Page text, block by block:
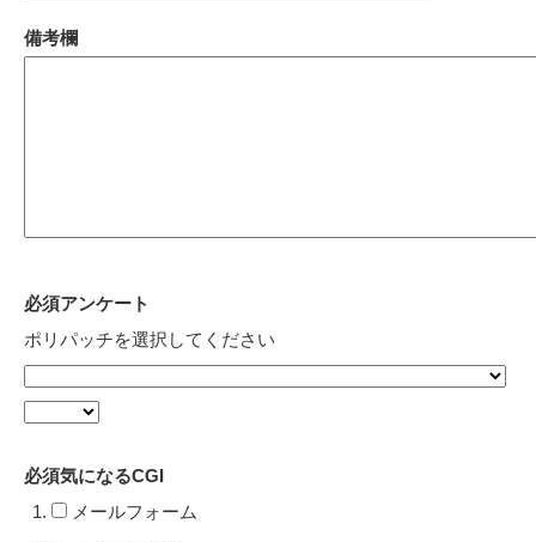
備考欄
必須アンケート
ポリパッチを選択してください
必須気になるCGI
メールフォーム